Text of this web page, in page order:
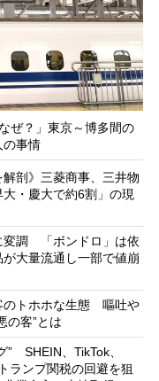
ぜ？」東京～博多間の
の事情
解剖》三菱商事、三井物
・慶大で約6割」の現
変調 「ボンドロ」は依
大量流通し一部で値崩
のトホホな生態 嘔吐や
の客”とは
” SHEIN、TikTok、
ランプ関税の回避を狙